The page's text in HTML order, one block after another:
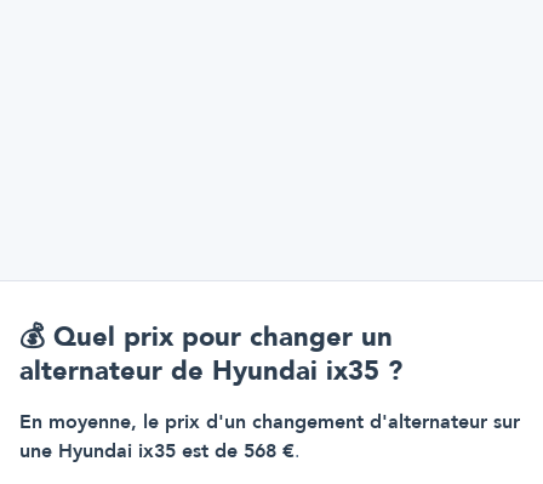
💰 Quel prix pour changer un
alternateur de Hyundai ix35 ?
En moyenne, le prix d'un changement d'alternateur sur
une Hyundai ix35 est de 568 €.